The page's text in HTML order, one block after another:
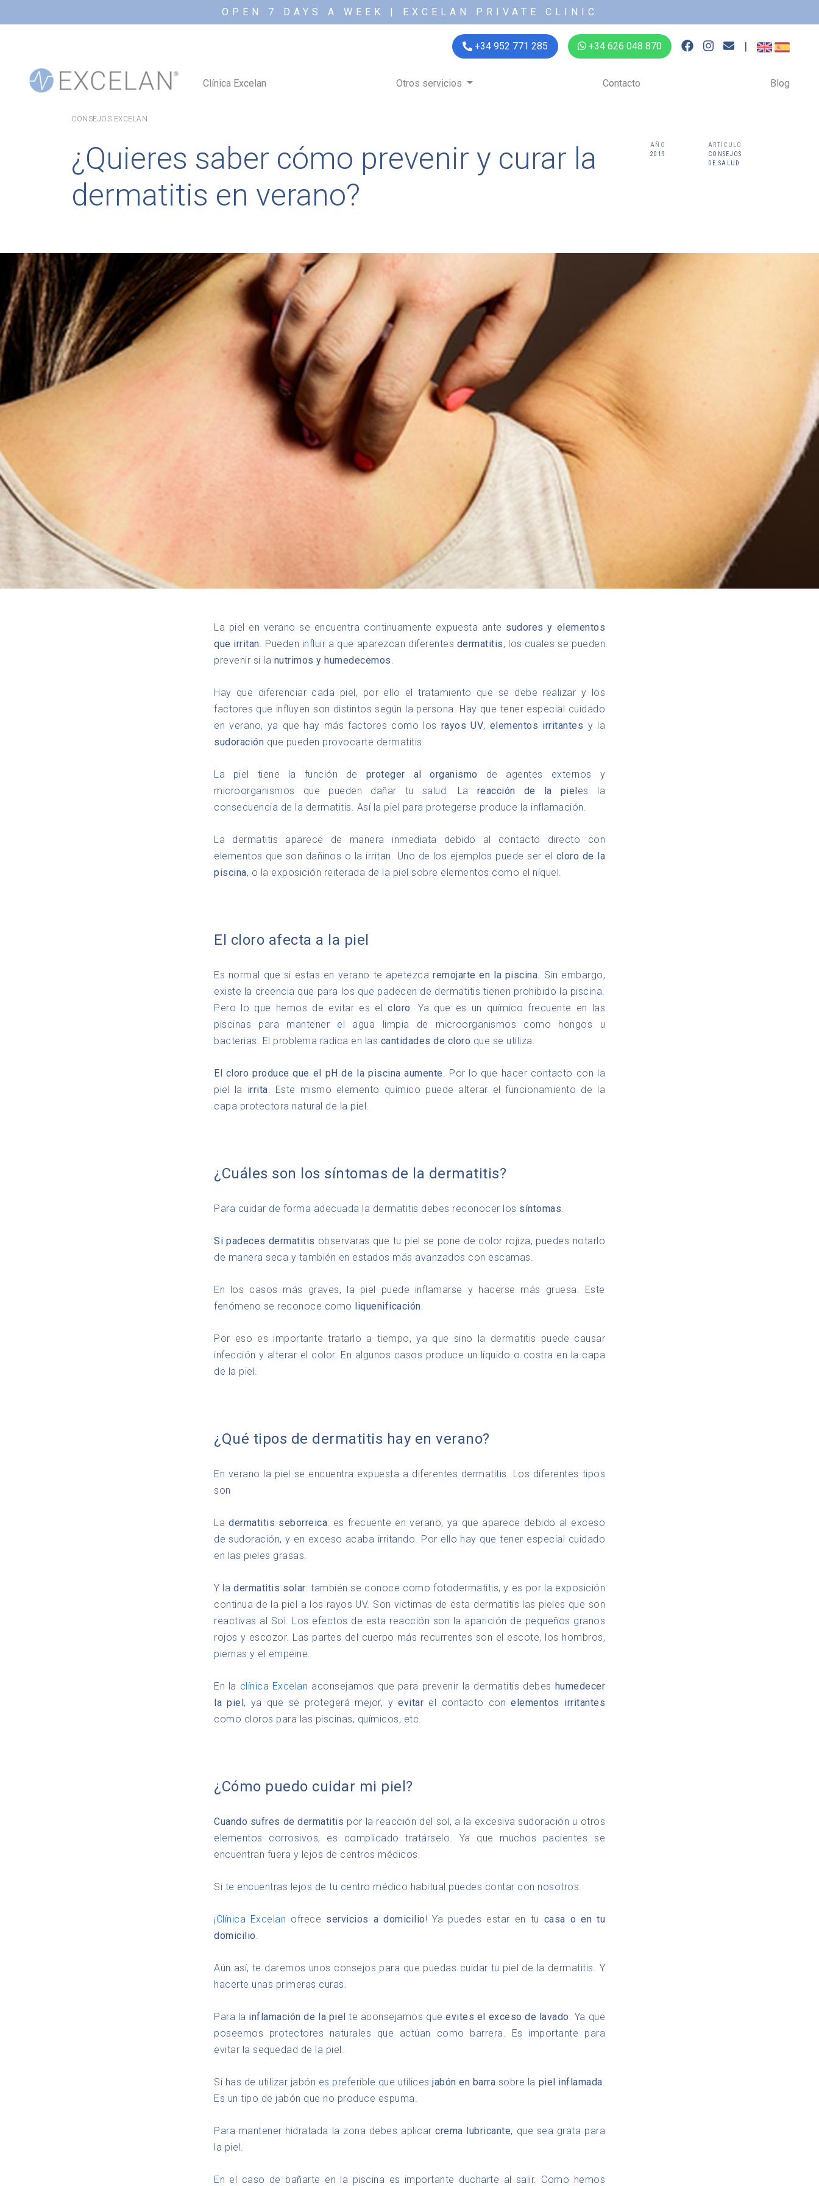
OPEN 7 DAYS A WEEK | EXCELAN PRIVATE CLINIC
+34 952 771 285 +34 626 048 870 |
Clínica Excelan Otros servicios Contacto Blog
CONSEJOS EXCELAN
¿Quieres saber cómo prevenir y curar la
dermatitis en verano?
AÑO
2019
ARTÍCULO
CONSEJOS
DE SALUD
La piel en verano se encuentra continuamente expuesta ante sudores y elementos
que irritan. Pueden influir a que aparezcan diferentes dermatitis, los cuales se pueden
prevenir si la nutrimos y humedecemos.
Hay que diferenciar cada piel, por ello el tratamiento que se debe realizar y los
factores que influyen son distintos según la persona. Hay que tener especial cuidado
en verano, ya que hay más factores como los rayos UV, elementos irritantes y la
sudoración que pueden provocarte dermatitis.
La piel tiene la función de proteger al organismo de agentes externos y
microorganismos que pueden dañar tu salud. La reacción de la pieles la
consecuencia de la dermatitis. Así la piel para protegerse produce la inflamación.
La dermatitis aparece de manera inmediata debido al contacto directo con
elementos que son dañinos o la irritan. Uno de los ejemplos puede ser el cloro de la
piscina, o la exposición reiterada de la piel sobre elementos como el níquel.
El cloro afecta a la piel
Es normal que si estas en verano te apetezcaremojarte en la piscina. Sin embargo,
existe la creencia que para los que padecen de dermatitis tienen prohibido la piscina.
Pero lo que hemos de evitar es el cloro. Ya que es un químico frecuente en las
piscinas para mantener el agua limpia de microorganismos como hongos u
bacterias. El problema radica en las cantidades de cloro que se utiliza.
El cloro produce que el pH de la piscina aumente. Por lo que hacer contacto con la
piel la irrita. Este mismo elemento químico puede alterar el funcionamiento de la
capa protectora natural de la piel.
¿Cuáles son los síntomas de la dermatitis?
Para cuidar de forma adecuada la dermatitis debes reconocer los síntomas.
Si padeces dermatitis observaras que tu piel se pone de color rojiza, puedes notarlo
de manera seca y también en estados más avanzados con escamas.
En los casos más graves, la piel puede inflamarse y hacerse más gruesa. Este
fenómeno se reconoce como liquenificación.
Por eso es importante tratarlo a tiempo, ya que sino la dermatitis puede causar
infección y alterar el color. En algunos casos produce un líquido o costra en la capa
de la piel.
¿Qué tipos de dermatitis hay en verano?
En verano la piel se encuentra expuesta a diferentes dermatitis. Los diferentes tipos
son
Ladermatitis seborreica: es frecuente en verano, ya que aparece debido al exceso
de sudoración, y en exceso acaba irritando. Por ello hay que tener especial cuidado
en las pieles grasas.
Y ladermatitis solar: también se conoce como fotodermatitis, y es por la exposición
continua de la piel a los rayos UV. Son victimas de esta dermatitis las pieles que son
reactivas al Sol. Los efectos de esta reacción son la aparición de pequeños granos
rojos y escozor. Las partes del cuerpo más recurrentes son el escote, los hombros,
piernas y el empeine.
En la clínica Excelan aconsejamos que para prevenir la dermatitis debes humedecer
la piel, ya que se protegerá mejor, yevitar el contacto conelementos irritantes
como cloros para las piscinas, químicos, etc.
¿Cómo puedo cuidar mi piel?
Cuando sufres de dermatitis por la reacción del sol, a la excesiva sudoración u otros
elementos corrosivos, es complicado tratárselo. Ya que muchos pacientes se
encuentran fuera y lejos de centros médicos.
Si te encuentras lejos de tu centro médico habitual puedes contar con nosotros.
¡Clínica Excelan ofrece servicios a domicilio! Ya puedes estar en tu casa o en tu
domicilio.
Aún así, te daremos unos consejos para que puedas cuidar tu piel de la dermatitis. Y
hacerte unas primeras curas.
Para la inflamación de la piel te aconsejamos queevites el exceso de lavado. Ya que
poseemos protectores naturales que actúan como barrera. Es importante para
evitar la sequedad de la piel.
Si has de utilizar jabón es preferible que utilicesjabón en barra sobre la piel inflamada.
Es un tipo de jabón que no produce espuma.
Para mantener hidratada la zona debes aplicarcrema lubricante, que sea grata para
la piel.
En el caso de bañarte en la piscina es importante ducharte al salir. Como hemos